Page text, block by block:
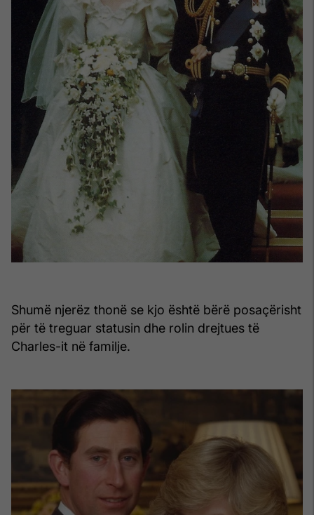
Shumë njerëz thonë se kjo është bërë posaçërisht
për të treguar statusin dhe rolin drejtues të
Charles-it në familje.